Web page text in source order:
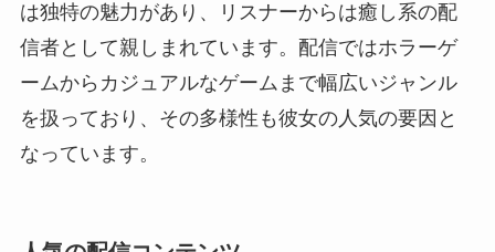
は独特の魅力があり、リスナーからは癒し系の配
信者として親しまれています。配信ではホラーゲ
ームからカジュアルなゲームまで幅広いジャンル
を扱っており、その多様性も彼女の人気の要因と
なっています。